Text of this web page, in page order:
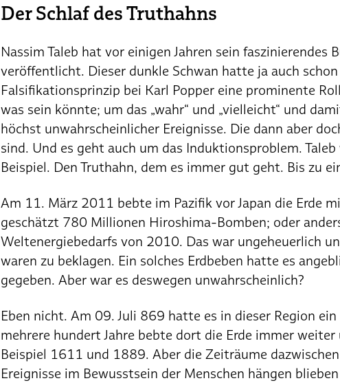
Der Schlaf des Truthahns
Nassim Taleb hat vor einigen Jahren sein faszinierendes
veröffentlicht. Dieser dunkle Schwan hatte ja auch
Falsifikationsprinzip bei Karl Popper eine prominente
was sein könnte; um das „wahr“ und „vielleicht“ und
höchst unwahrscheinlicher Ereignisse. Die dann aber
sind. Und es geht auch um das Induktionsproblem.
Beispiel. Den Truthahn, dem es immer gut geht. Bis zu
Am 11. März 2011 bebte im Pazifik vor Japan die Erde
geschätzt 780 Millionen Hiroshima-Bomben; oder
Weltenergiebedarfs von 2010. Das war ungeheuerlich
waren zu beklagen. Ein solches Erdbeben hatte es
gegeben. Aber war es deswegen unwahrscheinlich?
Eben nicht. Am 09. Juli 869 hatte es in dieser Region
mehrere hundert Jahre bebte dort die Erde immer
Beispiel 1611 und 1889. Aber die Zeiträume
Ereignisse im Bewusstsein der Menschen hängen